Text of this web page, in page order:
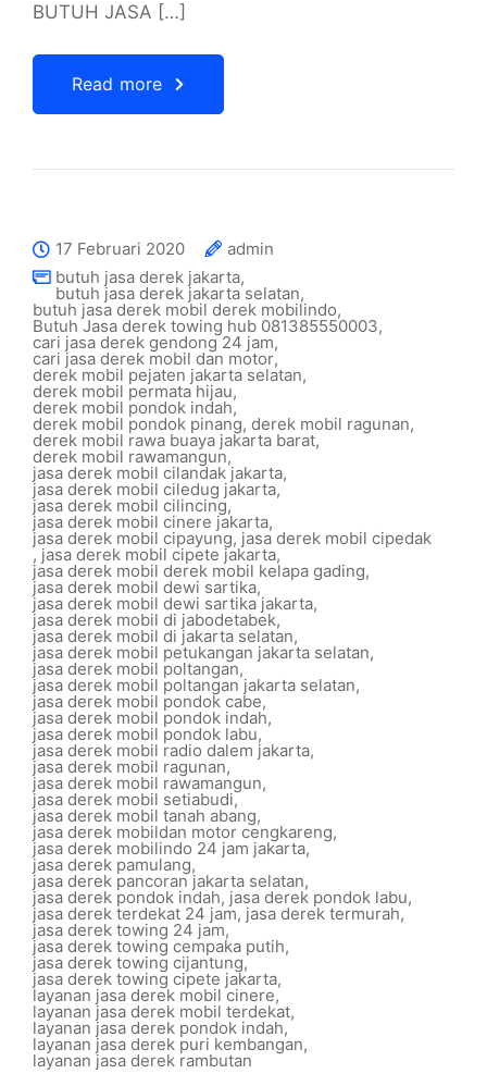
BUTUH JASA […]
Read more
17 Februari 2020
admin
butuh jasa derek jakarta,
butuh jasa derek jakarta selatan,
butuh jasa derek mobil derek mobilindo,
Butuh Jasa derek towing hub 081385550003,
cari jasa derek gendong 24 jam,
cari jasa derek mobil dan motor,
derek mobil pejaten jakarta selatan,
derek mobil permata hijau,
derek mobil pondok indah,
derek mobil pondok pinang, derek mobil ragunan,
derek mobil rawa buaya jakarta barat,
derek mobil rawamangun,
jasa derek mobil cilandak jakarta,
jasa derek mobil ciledug jakarta,
jasa derek mobil cilincing,
jasa derek mobil cinere jakarta,
jasa derek mobil cipayung, jasa derek mobil cipedak
, jasa derek mobil cipete jakarta,
jasa derek mobil derek mobil kelapa gading,
jasa derek mobil dewi sartika,
jasa derek mobil dewi sartika jakarta,
jasa derek mobil di jabodetabek,
jasa derek mobil di jakarta selatan,
jasa derek mobil petukangan jakarta selatan,
jasa derek mobil poltangan,
jasa derek mobil poltangan jakarta selatan,
jasa derek mobil pondok cabe,
jasa derek mobil pondok indah,
jasa derek mobil pondok labu,
jasa derek mobil radio dalem jakarta,
jasa derek mobil ragunan,
jasa derek mobil rawamangun,
jasa derek mobil setiabudi,
jasa derek mobil tanah abang,
jasa derek mobildan motor cengkareng,
jasa derek mobilindo 24 jam jakarta,
jasa derek pamulang,
jasa derek pancoran jakarta selatan,
jasa derek pondok indah, jasa derek pondok labu,
jasa derek terdekat 24 jam, jasa derek termurah,
jasa derek towing 24 jam,
jasa derek towing cempaka putih,
jasa derek towing cijantung,
jasa derek towing cipete jakarta,
layanan jasa derek mobil cinere,
layanan jasa derek mobil terdekat,
layanan jasa derek pondok indah,
layanan jasa derek puri kembangan,
layanan jasa derek rambutan